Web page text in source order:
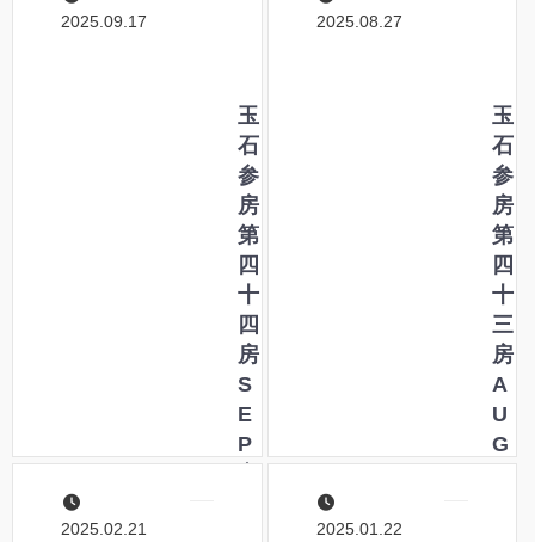
イ
チ
を
創
れ
！
」
―
こ
の
静
謐
な
空
気
の
つ
め
た
さ
秋
の
士
を
高
う
す
る
に
如
か
ず
2025.09.17
玉
石
参
房
第
四
十
四
房
S
E
P
2025.08.27
玉
石
参
房
第
四
十
三
房
A
U
G
2025.02.21 2025.01.22